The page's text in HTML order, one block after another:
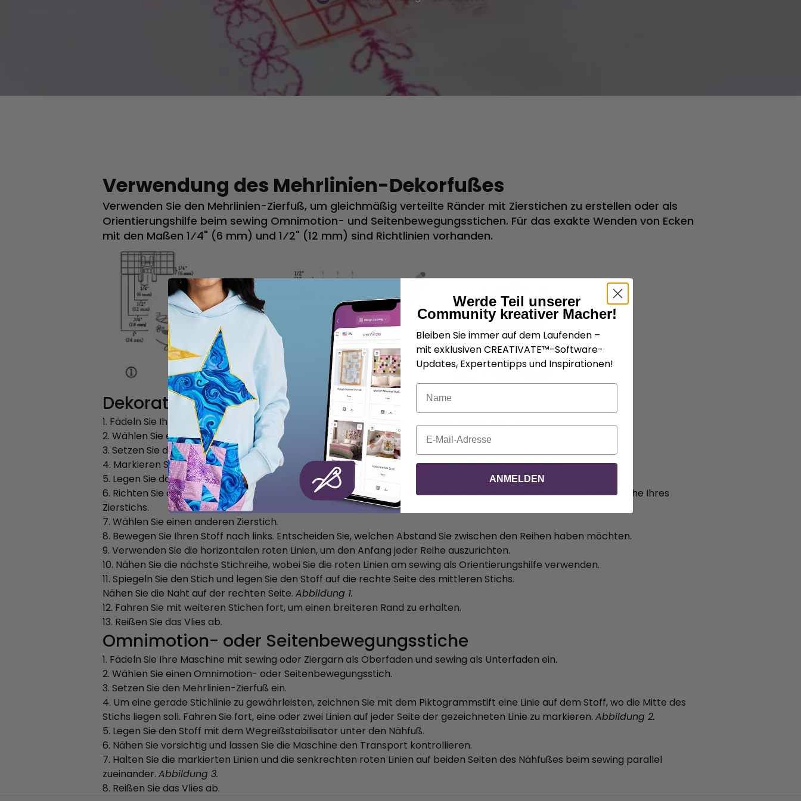
Verwendung des Mehrlinien-Dekorfußes
Verwenden Sie den Mehrlinien-Zierfuß, um gleichmäßig verteilte Ränder mit Zierstichen zu erstellen oder als
Orientierungshilfe beim sewing Omnimotion- und Seitenbewegungsstichen. Für das exakte Wenden von Ecken
mit den Maßen 1⁄4" (6 mm) und 1⁄2" (12 mm) sind Richtlinien vorhanden.
Dekorative Bordüren
1. Fädeln Sie Ihre Maschine mit sewing oder Dekorfaden ein und legen Sie sewing in die Spule.
2. Wählen Sie einen Zierstich aus.
3. Setzen Sie den Mehrlinien-Zierfuß ein.
4. Markieren Sie mit einem Piktogrammstift eine Linie auf dem Stoff, wo die Mitte der Naht sein soll.
5. Legen Sie das Wegreiß-Stabilisierungsband unter den Stoff.
6. Richten Sie den Nähfuß anhand der roten Mittellinie am Fuß auf der markierten Linie aus. Nähen Sie die erste Reihe Ihres
Zierstichs.
7. Wählen Sie einen anderen Zierstich.
8. Bewegen Sie Ihren Stoff nach links. Entscheiden Sie, welchen Abstand Sie zwischen den Reihen haben möchten.
9. Verwenden Sie die horizontalen roten Linien, um den Anfang jeder Reihe auszurichten.
10. Nähen Sie die nächste Stichreihe, wobei Sie die roten Linien am sewing als Orientierungshilfe verwenden.
11. Spiegeln Sie den Stich und legen Sie den Stoff auf die rechte Seite des mittleren Stichs.
Nähen Sie die Naht auf der rechten Seite. Abbildung 1.
12. Fahren Sie mit weiteren Stichen fort, um einen breiteren Rand zu erhalten.
13. Reißen Sie das Vlies ab.
Omnimotion- oder Seitenbewegungsstiche
1. Fädeln Sie Ihre Maschine mit sewing oder Ziergarn als Oberfaden und sewing als Unterfaden ein.
2. Wählen Sie einen Omnimotion- oder Seitenbewegungsstich.
3. Setzen Sie den Mehrlinien-Zierfuß ein.
4. Um eine gerade Stichlinie zu gewährleisten, zeichnen Sie mit dem Piktogrammstift eine Linie auf dem Stoff, wo die Mitte des
Stichs liegen soll. Fahren Sie fort, eine oder zwei Linien auf jeder Seite der gezeichneten Linie zu markieren. Abbildung 2.
5. Legen Sie den Stoff mit dem Wegreißstabilisator unter den Nähfuß.
6. Nähen Sie vorsichtig und lassen Sie die Maschine den Transport kontrollieren.
7. Halten Sie die markierten Linien und die senkrechten roten Linien auf beiden Seiten des Nähfußes beim sewing parallel
zueinander. Abbildung 3.
8. Reißen Sie das Vlies ab.
Werde Teil unserer
Community kreativer Macher!
Bleiben Sie immer auf dem Laufenden –
mit exklusiven CREATIVATE™-Software-
Updates, Expertentipps und Inspirationen!
Name
E-Mail
ANMELDEN